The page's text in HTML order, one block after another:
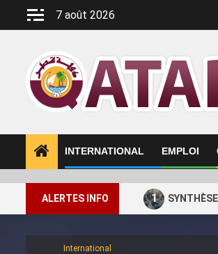
7 août 2026
INTERNATIONAL EMPLOI
ALERTES INFO 1
International